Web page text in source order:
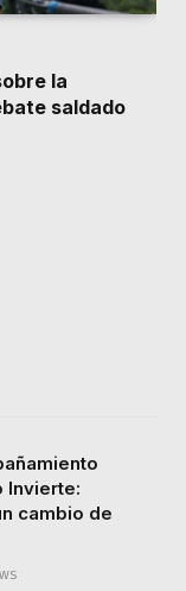
la
saldado
Invierte:
cambio de